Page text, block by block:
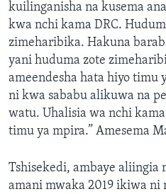
kuilinganisha na kusema
kwa nchi kama DRC.
zimeharibika. Hakuna
yani huduma zote
ameendesha hata hiyo timu
ni kwa sababu alikuwa na
watu. Uhalisia wa nchi
timu ya mpira.” Amesema
Tshisekedi, ambaye aliingia
amani mwaka 2019 ikiwa ni